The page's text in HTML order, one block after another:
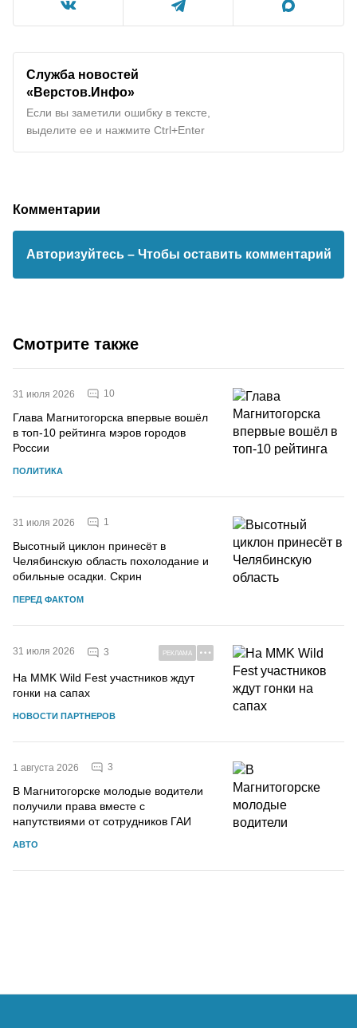
Служба новостей
«Верстов.Инфо»
Если вы заметили ошибку в тексте,
выделите ее и нажмите Ctrl+Enter
Комментарии
Авторизуйтесь – Чтобы оставить комментарий
Смотрите также
31 июля 2026 10
Глава Магнитогорска впервые вошёл
в топ-10 рейтинга мэров городов
России
ПОЛИТИКА
31 июля 2026 1
Высотный циклон принесёт в
Челябинскую область похолодание и
обильные осадки. Скрин
ПЕРЕД ФАКТОМ
31 июля 2026 3 РЕКЛАМА
На MMK Wild Fest участников ждут
гонки на сапах
НОВОСТИ ПАРТНЕРОВ
1 августа 2026 3
В Магнитогорске молодые водители
получили права вместе с
напутствиями от сотрудников ГАИ
АВТО